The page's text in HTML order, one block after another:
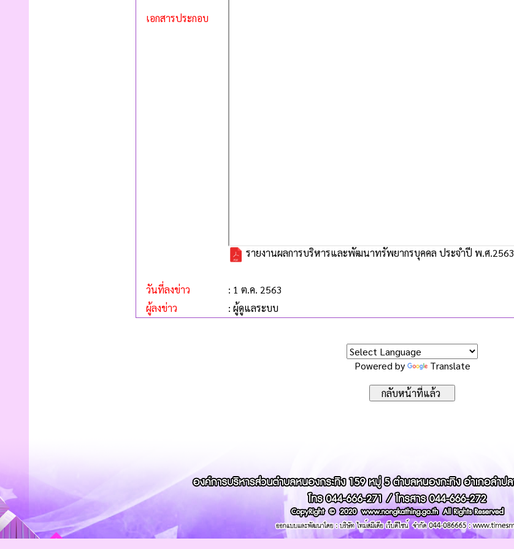
เอกสารประกอบ
รายงานผลการบริหารและพัฒนาทรัพยากรบุคคล ประจำปี พ.ศ.2563
วันที่ลงข่าว
: 1 ต.ค. 2563
ผู้ลงข่าว
: ผู้ดูแลระบบ
Powered by Translate